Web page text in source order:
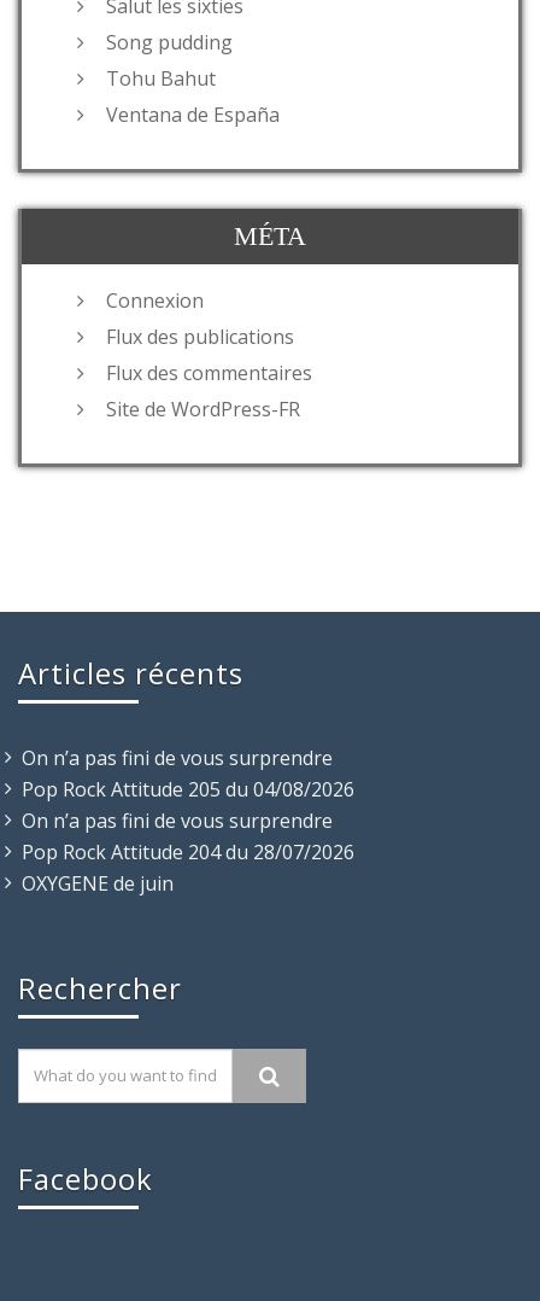
Salut les sixties
Song pudding
Tohu Bahut
Ventana de España
MÉTA
Connexion
Flux des publications
Flux des commentaires
Site de WordPress-FR
Articles récents
On n’a pas fini de vous surprendre
Pop Rock Attitude 205 du 04/08/2026
On n’a pas fini de vous surprendre
Pop Rock Attitude 204 du 28/07/2026
OXYGENE de juin
Rechercher
Facebook